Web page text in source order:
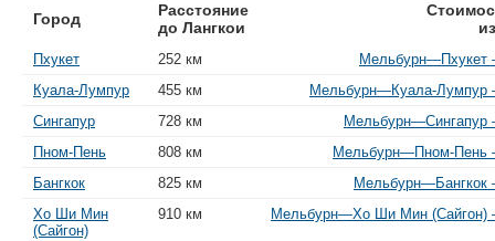
Город
Расстояние
до Лангкои
Пхукет 252 км
Мельбурн—Пхукет
Куала-Лумпур
455 км
Мельбурн—Куала-Лумпур
Сингапур
728 км
Мельбурн—Сингапур
Пном-Пень
808 км
Мельбурн—Пном-Пень
Бангкок
825 км
Мельбурн—Бангкок
Хо Ши Мин
(Сайгон)
910 км Мельбурн—Хо Ши Мин (Сайгон)